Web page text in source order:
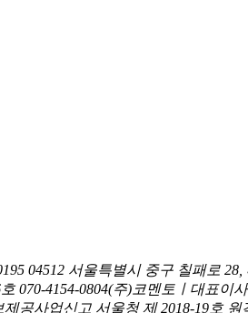
04512 서울특별시 중구 칠패로
070-4154-0804(주)코멘토ㅣ대표이
제공사업신고 서울청 제 2018-19호 원